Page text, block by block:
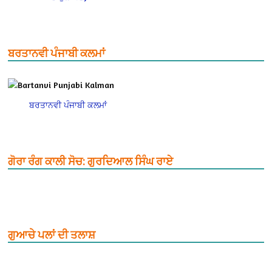
ਬਰਤਾਨਵੀ ਪੰਜਾਬੀ ਕਲਮਾਂ
ਬਰਤਾਨਵੀ ਪੰਜਾਬੀ ਕਲਮਾਂ
ਗੋਰਾ ਰੰਗ ਕਾਲੀ ਸੋਚ: ਗੁਰਦਿਆਲ ਸਿੰਘ ਰਾਏ
ਗੁਆਚੇ ਪਲਾਂ ਦੀ ਤਲਾਸ਼